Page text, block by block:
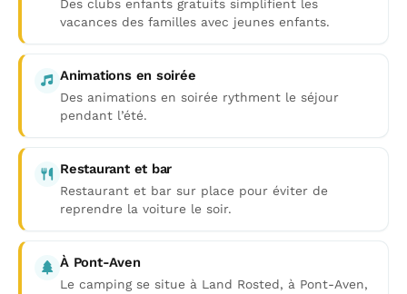
Des clubs enfants gratuits simplifient les
vacances des familles avec jeunes enfants.
Animations en soirée
Des animations en soirée rythment le séjour
pendant l’été.
Restaurant et bar
Restaurant et bar sur place pour éviter de
reprendre la voiture le soir.
À Pont-Aven
Le camping se situe à Land Rosted, à Pont-Aven,